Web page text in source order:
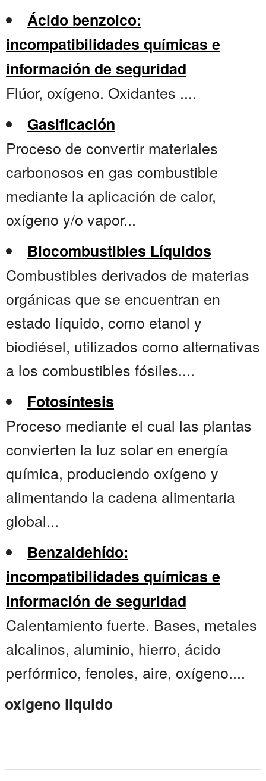
Ácido benzoico:
incompatibilidades químicas e
información de seguridad
Flúor, oxígeno. Oxidantes ....
Gasificación
Proceso de convertir materiales
carbonosos en gas combustible
mediante la aplicación de calor,
oxígeno y/o vapor...
Biocombustibles Líquidos
Combustibles derivados de materias
orgánicas que se encuentran en
estado líquido, como etanol y
biodiésel, utilizados como alternativas
a los combustibles fósiles....
Fotosíntesis
Proceso mediante el cual las plantas
convierten la luz solar en energía
química, produciendo oxígeno y
alimentando la cadena alimentaria
global...
Benzaldehído:
incompatibilidades químicas e
información de seguridad
Calentamiento fuerte. Bases, metales
alcalinos, aluminio, hierro, ácido
perfórmico, fenoles, aire, oxígeno....
oxigeno liquido